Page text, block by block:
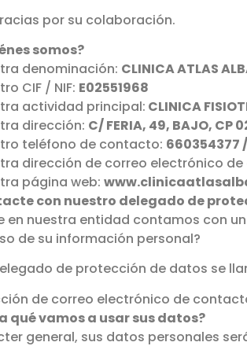
por su colaboración.
somos?
denominación: CLINICA ATLAS
CIF / NIF: E02551968
actividad principal: CLINICA
dirección: C/ FERIA, 49, BAJO, CP
teléfono de contacto: 660354377
dirección de correo electrónico
página web:
con nuestro delegado de
en nuestra entidad contamos con
de su información personal?
de protección de datos se
de correo electrónico de contacto:
qué vamos a usar sus datos?
general, sus datos personales